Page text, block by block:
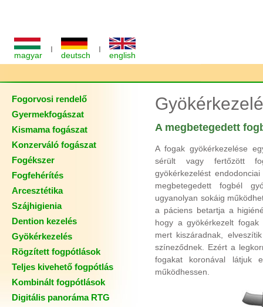
magyar
I
deutsch
I
english
Fogorvosi rendelő
Gyermekfogászat
Kismama fogászat
Konzerváló fogászat
Fogékszer
Fogfehérítés
Arcesztétika
Szájhigienia
Dention kezelés
Gyökérkezelés
Rögzített fogpótlások
Teljes kivehető fogpótlás
Kombinált fogpótlások
Digitális panoráma RTG
A megbetegedett
A fogak gyökérkezelése
sérült vagy fertőzött
gyökérkezelést
megbetegedett fogbél
ugyanolyan sokáig
a páciens betartja a
hogy a gyökérkezelt
mert kiszáradnak,
színeződnek. Ezért a
fogakat koronával
működhessen.